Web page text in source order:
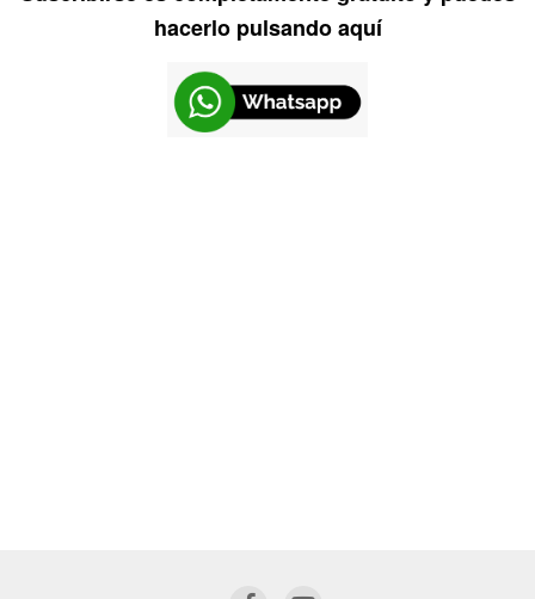
hacerlo pulsando aquí